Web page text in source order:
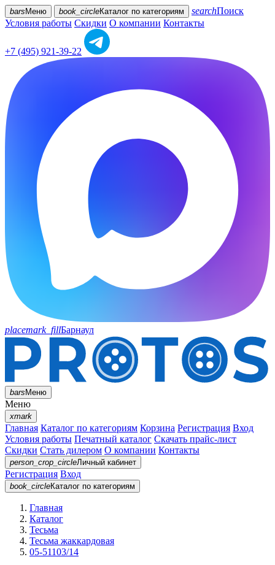
bars Меню book_circleКаталог по категориям searchПоиск
Условия работы Скидки О компании Контакты
+7 (495) 921-39-22
placemark_fillБарнаул
barsМеню
Меню
xmark
Главная Каталог по категориям Корзина Регистрация Вход
Условия работы Печатный каталог Скачать прайс-лист
Скидки Стать дилером О компании Контакты
person_crop_circleЛичный кабинет
Регистрация Вход
book_circleКаталог по категориям
Главная
Каталог
Тесьма
Тесьма жаккардовая
05-51103/14